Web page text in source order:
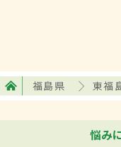
福島県 東福
悩み